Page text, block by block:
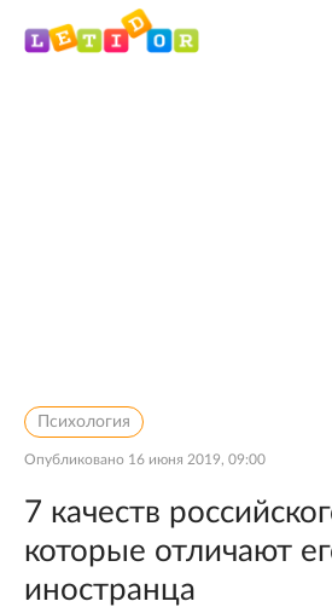
Психология
Опубликовано 16 июня 2019, 09:00
7 качеств
которые отличают
иностранца